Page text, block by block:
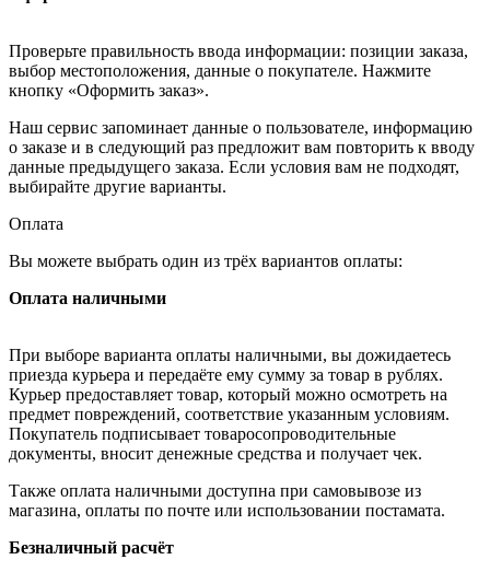
Проверьте правильность ввода информации: позиции заказа,
выбор местоположения, данные о покупателе. Нажмите
кнопку «Оформить заказ».
Наш сервис запоминает данные о пользователе, информацию
о заказе и в следующий раз предложит вам повторить к вводу
данные предыдущего заказа. Если условия вам не подходят,
выбирайте другие варианты.
Оплата
Вы можете выбрать один из трёх вариантов оплаты:
Оплата наличными
При выборе варианта оплаты наличными, вы дожидаетесь
приезда курьера и передаёте ему сумму за товар в рублях.
Курьер предоставляет товар, который можно осмотреть на
предмет повреждений, соответствие указанным условиям.
Покупатель подписывает товаросопроводительные
документы, вносит денежные средства и получает чек.
Также оплата наличными доступна при самовывозе из
магазина, оплаты по почте или использовании постамата.
Безналичный расчёт